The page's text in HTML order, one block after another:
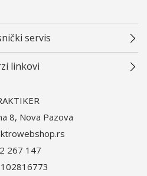
servis
linkovi
8, Nova Pazova
267 147